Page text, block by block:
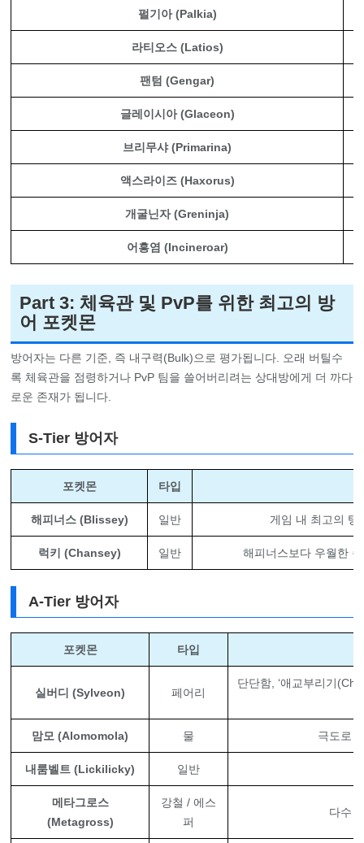
펄기아 (Palkia)
라티오스 (Latios)
팬텀 (Gengar)
글레이시아 (Glaceon)
브리무샤 (Primarina)
액스라이즈 (Haxorus)
개굴닌자 (Greninja)
어흥염 (Incineroar)
Part 3: 체육관 및 PvP를 위한 최고의 방
어 포켓몬
방어자는 다른 기준, 즉 내구력(Bulk)으로 평가됩니다. 오래 버틸수
록 체육관을 점령하거나 PvP 팀을 쓸어버리려는 상대방에게 더 까다
로운 존재가 됩니다.
S-Tier 방어자
포켓몬 타입
해피너스 (Blissey) 일반 게임 내 최고의 탱
럭키 (Chansey) 일반 해피너스보다 우월한
A-Tier 방어자
포켓몬 타입
실버디 (Sylveon) 페어리
단단함, ‘애교부리기
맘모 (Alomomola) 물 극도로
내룸벨트 (Lickilicky) 일반
메타그로스
(Metagross)
강철 / 에스
퍼
다수